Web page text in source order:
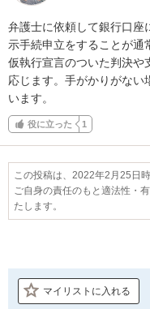
弁護士に依頼して銀行口座
示手続申立をすることが通
仮執行宣言のついた判決や
応じます。手がかりがない
います。
役に立った 1
この投稿は、2022年2月25日
ご自身の責任のもと適法性・
たします。
マイリストに入れる